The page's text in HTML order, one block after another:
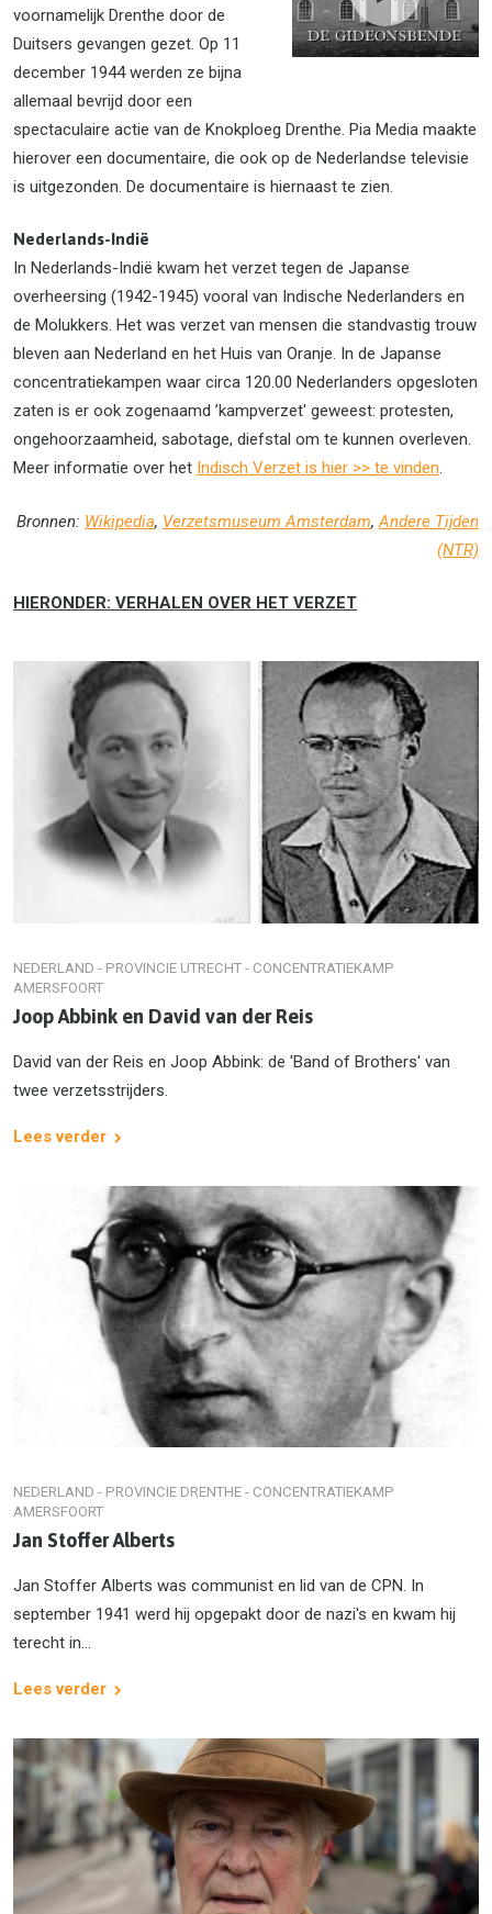
voornamelijk Drenthe door de
Duitsers gevangen gezet. Op 11
december 1944 werden ze bijna
allemaal bevrijd door een
spectaculaire actie van de Knokploeg Drenthe. Pia Media maakte
hierover een documentaire, die ook op de Nederlandse televisie
is uitgezonden. De documentaire is hiernaast te zien.
Nederlands-Indië
In Nederlands-Indië kwam het verzet tegen de Japanse
overheersing (1942-1945) vooral van Indische Nederlanders en
de Molukkers. Het was verzet van mensen die standvastig trouw
bleven aan Nederland en het Huis van Oranje. In de Japanse
concentratiekampen waar circa 120.00 Nederlanders opgesloten
zaten is er ook zogenaamd ’kampverzet' geweest: protesten,
ongehoorzaamheid, sabotage, diefstal om te kunnen overleven.
Meer informatie over het Indisch Verzet is hier >> te vinden.
Bronnen: Wikipedia, Verzetsmuseum Amsterdam,Andere Tijden
(NTR)
HIERONDER: VERHALEN OVER HET VERZET
NEDERLAND - PROVINCIE UTRECHT - CONCENTRATIEKAMP
AMERSFOORT
Joop Abbink en David van der Reis
David van der Reis en Joop Abbink: de 'Band of Brothers' van
twee verzetsstrijders.
Lees verder
NEDERLAND - PROVINCIE DRENTHE - CONCENTRATIEKAMP
AMERSFOORT
Jan Stoffer Alberts
Jan Stoffer Alberts was communist en lid van de CPN. In
september 1941 werd hij opgepakt door de nazi's en kwam hij
terecht in...
Lees verder